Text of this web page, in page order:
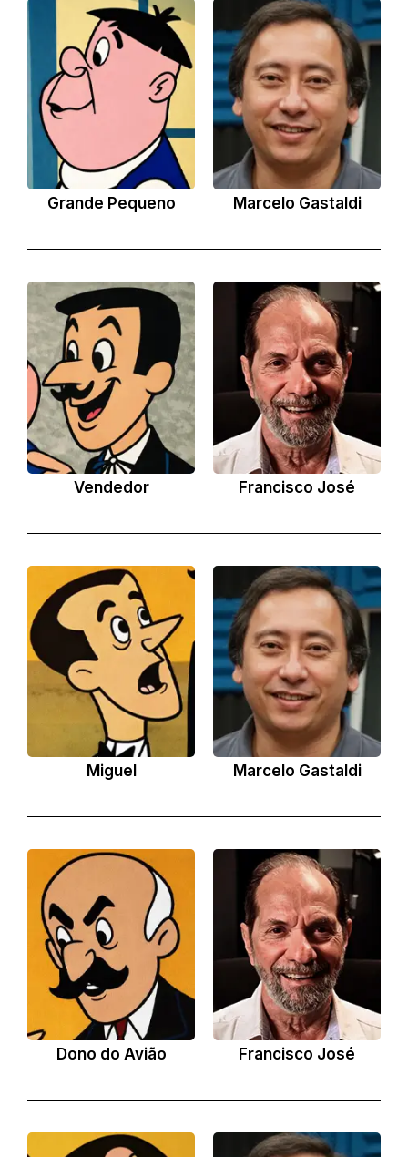
Grande Pequeno Marcelo Gastaldi
Vendedor Francisco José
Miguel Marcelo Gastaldi
Dono do Avião Francisco José